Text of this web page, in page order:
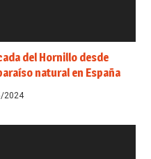
del Hornillo desde
natural en España
2024